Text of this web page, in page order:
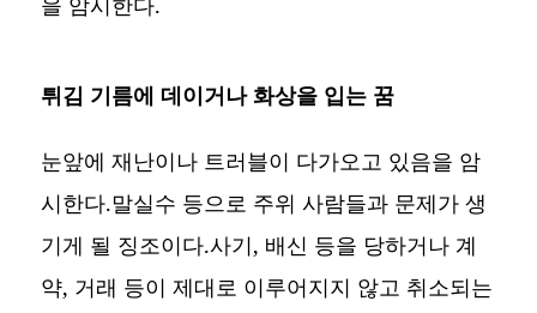
튀김 기름에 데이거나 화상을 입는 꿈
눈앞에 재난이나 트러블이 다가오고 있음을 암
시한다.말실수 등으로 주위 사람들과 문제가 생
기게 될 징조이다.사기, 배신 등을 당하거나 계
약, 거래 등이 제대로 이루어지지 않고 취소되는